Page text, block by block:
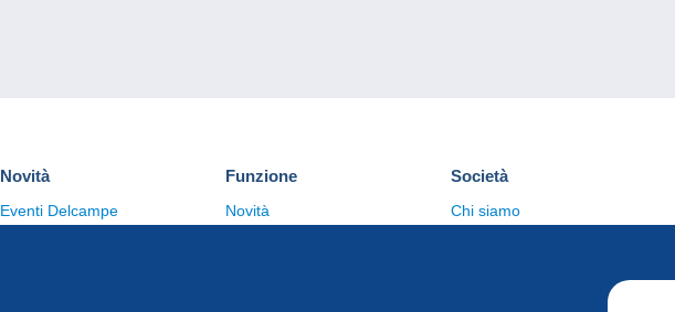
Novità
Eventi Delcampe
Funzione
Novità
Società
Chi siamo